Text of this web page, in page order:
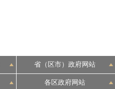
省（区市）政府网站
各区政府网站